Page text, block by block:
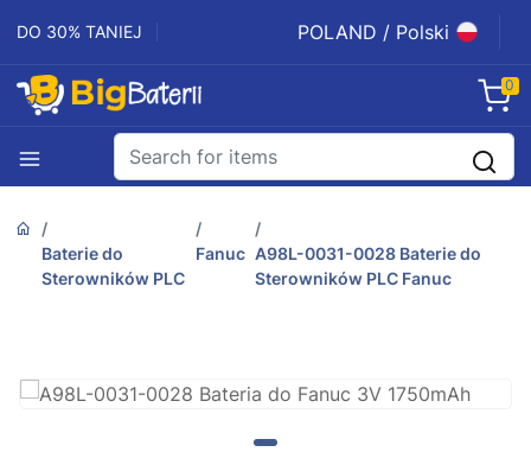
DO 30% TANIEJ POLAND / Polski
0
Baterie do
Sterowników PLC
Fanuc A98L-0031-0028 Baterie do
Sterowników PLC Fanuc